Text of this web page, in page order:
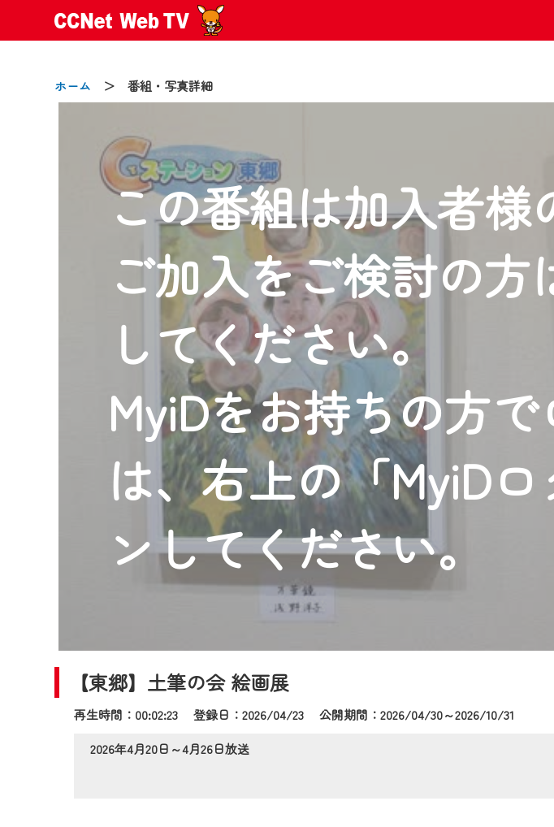
ホーム ＞ 番組・写真詳細
この番組は加入者様
ご加入をご検討の
してください。
MyiDをお持ちの方
は、右上の「MyiD
ンしてください。
【東郷】土筆の会 絵画展
再生時間：00:02:23 登録日：2026/04/23公開期間：2026/04/30～2026/10/31
2026年4月20日～4月26日放送
お
2024/09/02
動画配信サービス『CCNet Web TV』は2024年9月24日からリ
【変更点】
◆デザイン変更により、お住まいの地域の動画コンテンツ
◆当社アプリやＰＣブラウザから、いつでも・どこでも・外
CCNetサービスエリア20市町の地域情報番組をご視聴いただ
【ご注意】
2024年9月24日からはご加入者様へのサービス向上のため、
『CCNet Web TV』を利用いただくには、一部コンテンツを
CCNetサービスへの加入と『CCNetマイページ※』へのログ
何卒、ご理解ご了承の程よろしくお願いいたします。
※マイページへのログインには、MyIDが必要となります。
※MyIDとは、CCNet Web TVを含むCCNetの各種サービスをご
IDはお客様が使っているメールアドレスで設定できます。
（GmailやYahooなどのフリーメールアドレスでも作成可能です
※マイページへのログイン・MyIDの新規登録はこちら
※CCNetアプリをご利用中の方は引き続きご視聴いただけます
CCNetWebTVのリニューアルにともないメンテナンス作業を
日時 9/24 9:30～16:30
ご不便をおかけいたしますが、ご了承の程よろしくお願いいた